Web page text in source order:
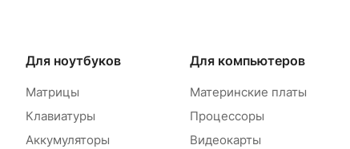
Для ноутбуков
Матрицы
Клавиатуры
Аккумуляторы
Для компьютеров
Материнские платы
Процессоры
Видеокарты